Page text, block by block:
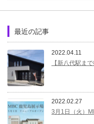
最近の記事
2022.04.11
【新八代駅ま
2022.02.27
3月1日（火）